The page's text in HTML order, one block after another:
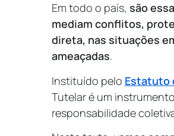
Em todo o país, são
mediam conflitos,
direta, nas situações
ameaçadas.
Instituído pelo Estatuto
Tutelar é um
responsabilidade